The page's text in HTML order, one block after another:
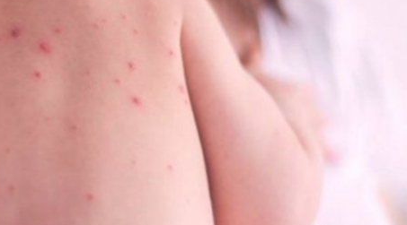
эргүүлүүд тогтмол ажиллаж байна